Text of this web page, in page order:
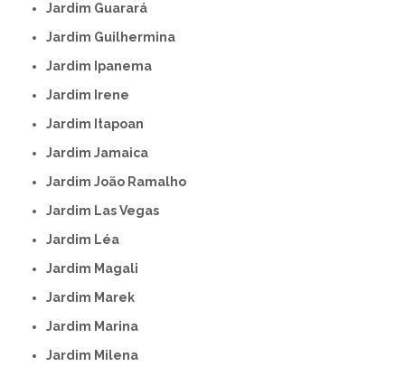
Jardim Guarará
Jardim Guilhermina
Jardim Ipanema
Jardim Irene
Jardim Itapoan
Jardim Jamaica
Jardim João Ramalho
Jardim Las Vegas
Jardim Léa
Jardim Magali
Jardim Marek
Jardim Marina
Jardim Milena